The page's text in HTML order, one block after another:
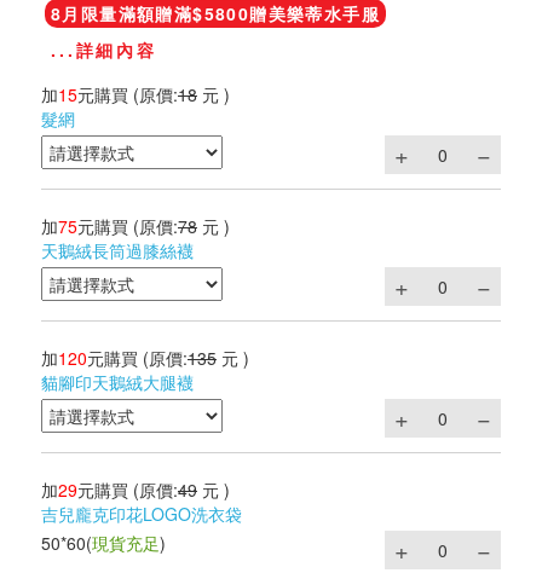
8月限量滿額贈滿$5800贈美樂蒂水手服
...詳細內容
加15元購買 (原價:18 元 )
髮網
加75元購買 (原價:78 元 )
天鵝絨長筒過膝絲襪
加120元購買 (原價:135 元 )
貓腳印天鵝絨大腿襪
加29元購買 (原價:49 元 )
吉兒龐克印花LOGO洗衣袋
50*60(現貨充足)